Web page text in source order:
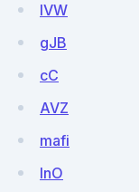
lVW
gJB
cC
AVZ
mafi
lnO